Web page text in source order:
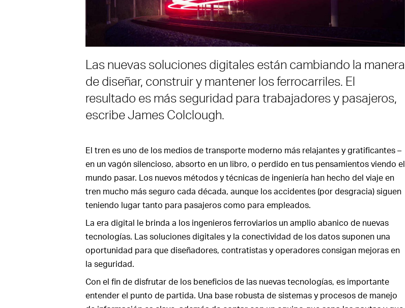
Las nuevas soluciones digitales están cambiando la manera
de diseñar, construir y mantener los ferrocarriles. El
resultado es más seguridad para trabajadores y pasajeros,
escribe James Colclough.
El tren es uno de los medios de transporte moderno más relajantes y gratificantes –
en un vagón silencioso, absorto en un libro, o perdido en tus pensamientos viendo el
mundo pasar. Los nuevos métodos y técnicas de ingeniería han hecho del viaje en
tren mucho más seguro cada década, aunque los accidentes (por desgracia) siguen
teniendo lugar tanto para pasajeros como para empleados.
La era digital le brinda a los ingenieros ferroviarios un amplio abanico de nuevas
tecnologías. Las soluciones digitales y la conectividad de los datos suponen una
oportunidad para que diseñadores, contratistas y operadores consigan mejoras en
la seguridad.
Con el fin de disfrutar de los beneficios de las nuevas tecnologías, es importante
entender el punto de partida. Una base robusta de sistemas y procesos de manejo